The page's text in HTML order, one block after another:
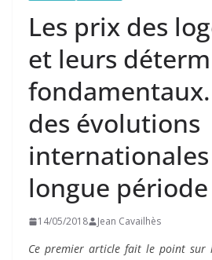
Les prix des
et leurs
des évolutions
longue période
14/05/2018 Jean Cavailhès
Ce premier article fait le point sur